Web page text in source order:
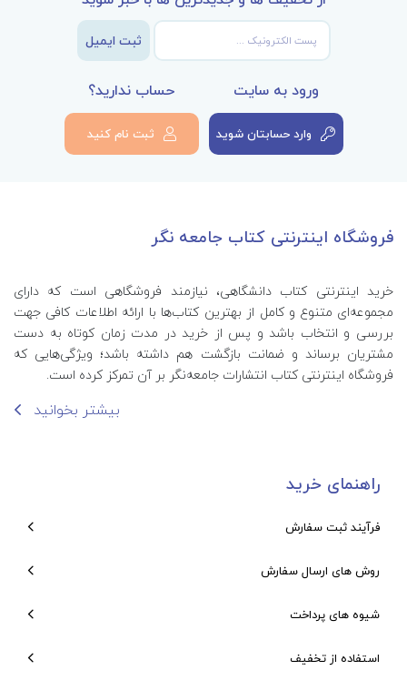
ثبت ایمیل
ورود به سایت
وارد حسابتان شوید
حساب ندارید؟
ثبت نام کنید
فروشگاه اینترنتی کتاب جامعه نگر
خرید اینترنتی کتاب‌ دانشگاهی، نیازمند فروشگاهی است که دارای
مجموعه‌ای متنوع و کامل از بهترین کتاب‌ها با ارائه اطلاعات کافی جهت
بررسی و انتخاب باشد و پس از خرید در مدت زمان کوتاه به دست
مشتریان برساند و ضمانت بازگشت هم داشته باشد؛ ویژگی‌هایی که
فروشگاه اینترنتی کتاب انتشارات جامعه‌نگر بر آن تمرکز کرده است.
بیشتر بخوانید
راهنمای خرید
فرآیند ثبت سفارش
روش های ارسال سفارش
شیوه های پرداخت
استفاده از تخفیف